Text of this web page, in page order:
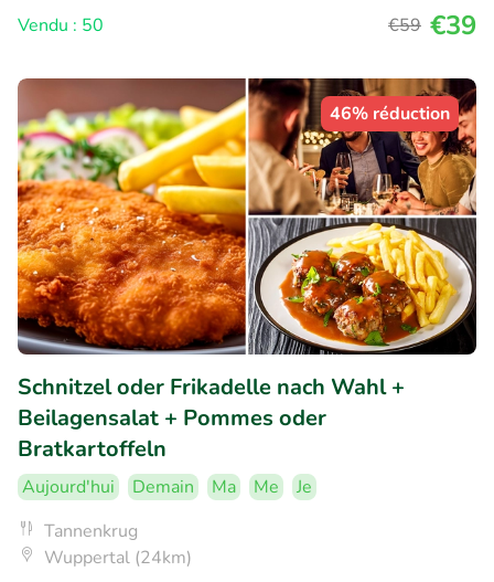
Vendu : 50
€59 €39
46% réduction
Schnitzel oder Frikadelle nach Wahl +
Beilagensalat + Pommes oder
Bratkartoffeln
Aujourd'hui Demain Ma Me
Je
Tannenkrug
Wuppertal (24km)